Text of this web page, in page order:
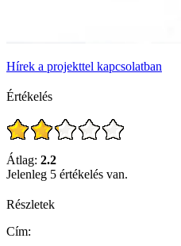
Hírek a projekttel kapcsolatban
Értékelés
Átlag: 2.2
Jelenleg 5 értékelés van.
Részletek
Cím: